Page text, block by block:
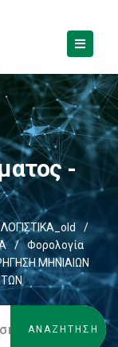
-
/
/
Φορολογία
ΜΗΝΙΑΙΩΝ